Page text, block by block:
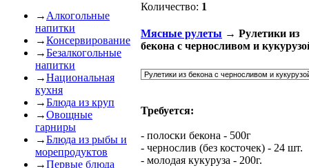
→ Алкогольные
напитки
→Консервирование
→Безалкогольные
напитки
→Национальная
кухня
→Блюда из круп
→Овощные
гарниры
→Блюда из рыбы и
морепродуктов
→Первые блюда
Количество: 1
Мясные рулеты → Рулетики из
бекона с черносливом и
Требуется:
- полоски бекона - 500г
- чернослив (без косточек) - 24 шт.
- молодая кукуруза - 200г.